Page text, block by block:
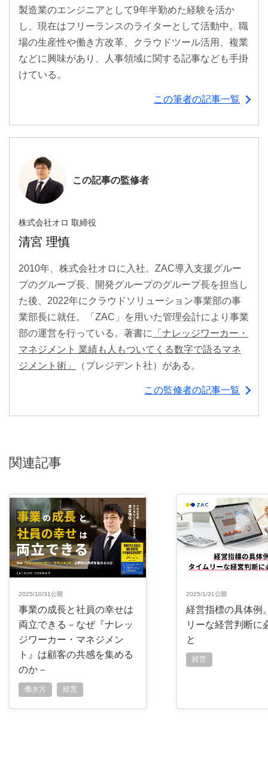
製造業のエンジニアとして9年半勤めた経験を活か
し、現在はフリーランスのライターとして活動中。職
場の生産性や働き方改革、クラウドツール活用、複業
などに興味があり、人事領域に関する記事なども手掛
けている。
この筆者の記事一覧
この記事の監修者
株式会社オロ 取締役
清宮 理慎
2010年、株式会社オロに入社。ZAC導入支援グルー
プのグループ長、開発グループのグループ長を担当し
た後、2022年にクラウドソリューション事業部の事
業部長に就任。「ZAC」を用いた管理会計により事業
部の運営を行っている。著書に
「ナレッジワーカー・
マネジメント 業績も人もついてくる数字で語るマネ
ジメント術」
（プレジデント社）がある。
この監修者の記事一覧
関連記事
2025/10/31公開
事業の成長と社員の幸せは
両立できる－なぜ『ナレッ
ジワーカー・マネジメン
ト』は顧客の共感を集める
のか－
働き方 経営
2025/1/31公開
経営指標の具体例
リーな経営判断に
と
経営